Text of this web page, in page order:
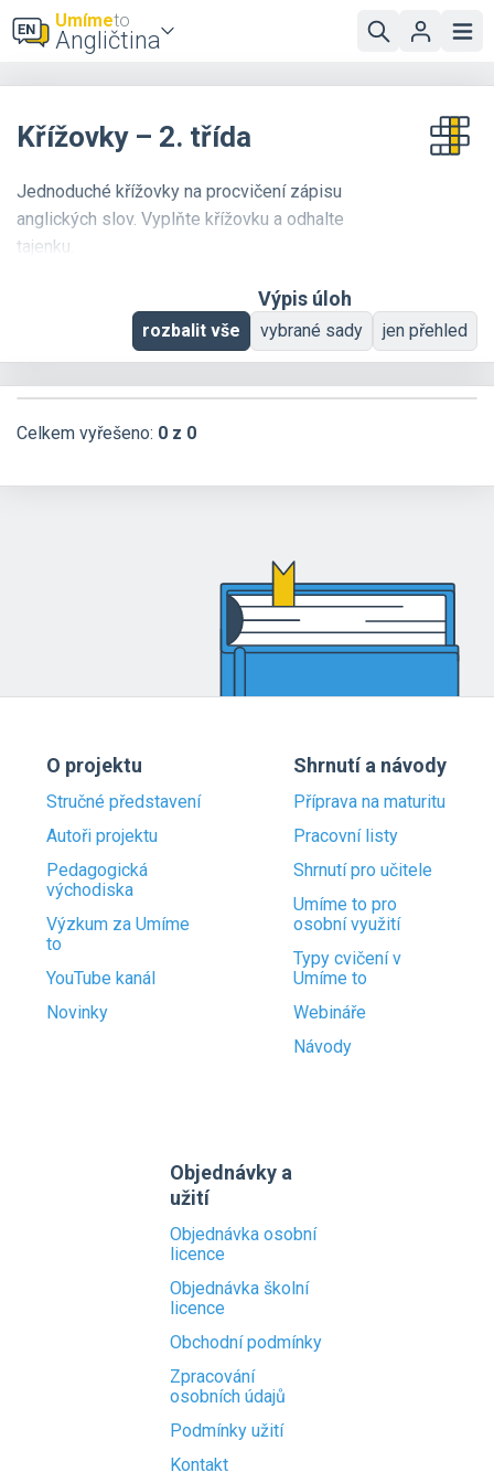
Umímeto
Angličtina
Křížovky – 2. třída
Jednoduché křížovky na procvičení zápisu
anglických slov. Vyplňte křížovku a odhalte
tajenku.
Křížovky jsou technicky přizpůsobeny výhradně
Výpis úloh
rozbalit vše vybrané sady jen přehled
Celkem vyřešeno: 0 z 0
O projektu
Stručné představení
Autoři projektu
Pedagogická
východiska
Výzkum za Umíme
to
YouTube kanál
Novinky
Shrnutí a návody
Příprava na maturitu
Pracovní listy
Shrnutí pro učitele
Umíme to pro
osobní využití
Typy cvičení v
Umíme to
Webináře
Návody
Objednávky a
užití
Objednávka osobní
licence
Objednávka školní
licence
Obchodní podmínky
Zpracování
osobních údajů
Podmínky užití
Kontakt